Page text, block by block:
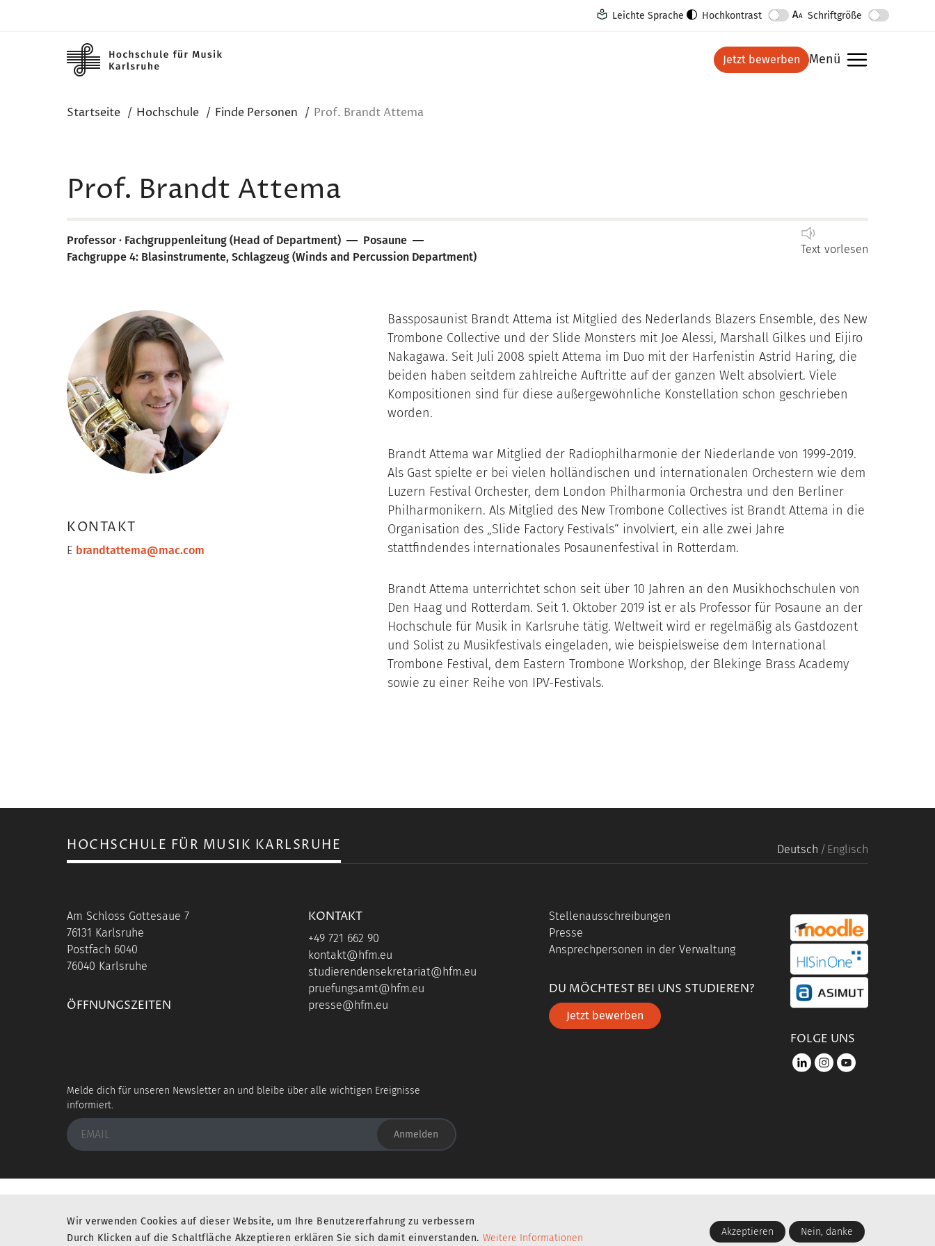
Leichte Sprache Hochkontrast Schriftgröße
Jetzt bewerben
Menü
Startseite Hochschule Finde Personen Prof. Brandt Attema
Prof. Brandt Attema
Text vorlesen
Professor · Fachgruppenleitung (Head of Department)
Posaune
Fachgruppe 4: Blasinstrumente, Schlagzeug (Winds and Percussion Department)
Bassposaunist Brandt Attema ist Mitglied des Nederlands Blazers Ensemble, des New
Trombone Collective und der Slide Monsters mit Joe Alessi, Marshall Gilkes und Eijiro
Nakagawa. Seit Juli 2008 spielt Attema im Duo mit der Harfenistin Astrid Haring, die
beiden haben seitdem zahlreiche Auftritte auf der ganzen Welt absolviert. Viele
Kompositionen sind für diese außergewöhnliche Konstellation schon geschrieben
worden.
Brandt Attema war Mitglied der Radiophilharmonie der Niederlande von 1999-2019.
Als Gast spielte er bei vielen holländischen und internationalen Orchestern wie dem
Luzern Festival Orchester, dem London Philharmonia Orchestra und den Berliner
Philharmonikern. Als Mitglied des New Trombone Collectives ist Brandt Attema in die
Organisation des „Slide Factory Festivals“ involviert, ein alle zwei Jahre
stattfindendes internationales Posaunenfestival in Rotterdam.
Brandt Attema unterrichtet schon seit über 10 Jahren an den Musikhochschulen von
Den Haag und Rotterdam. Seit 1. Oktober 2019 ist er als Professor für Posaune an der
Hochschule für Musik in Karlsruhe tätig. Weltweit wird er regelmäßig als Gastdozent
und Solist zu Musikfestivals eingeladen, wie beispielsweise dem International
Trombone Festival, dem Eastern Trombone Workshop, der Blekinge Brass Academy
sowie zu einer Reihe von IPV-Festivals.
KONTAKT
E brandtattema@mac.com
HOCHSCHULE FÜR MUSIK KARLSRUHE Deutsch Englisch
Am Schloss Gottesaue 7
76131 Karlsruhe
Postfach 6040
76040 Karlsruhe
ÖFFNUNGSZEITEN
KONTAKT
+49 721 662 90
kontakt@hfm.eu
studierendensekretariat@hfm.eu
pruefungsamt@hfm.eu
presse@hfm.eu
Stellenausschreibungen
Presse
Ansprechpersonen in der Verwaltung
DU MÖCHTEST BEI UNS STUDIEREN?
Jetzt bewerben
portal link moddle
portal link hisinone
portal link asimut
FOLGE UNS
LinkedIninstagram
youtube
Melde dich für unseren Newsletter an und bleibe über alle wichtigen Ereignisse
informiert.
Anmelden
Wir verwenden Cookies auf dieser Website, um Ihre Benutzererfahrung zu verbessern
Durch Klicken auf die Schaltfläche Akzeptieren erklären Sie sich damit einverstanden. Weitere Informationen
Akzeptieren Nein, danke